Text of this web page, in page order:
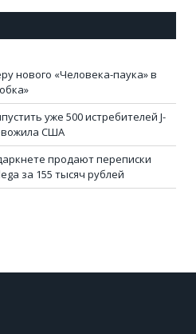
нового «Человека-паука» в
уже 500 истребителей J-
США
продают переписки
за 155 тысяч рублей